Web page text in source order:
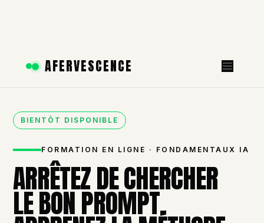
AFERVESCENCE
BIENTÔT DISPONIBLE
FORMATION EN LIGNE · FONDAMENTAUX IA
ARRÊTEZ DE CHERCHER
LE BON PROMPT.